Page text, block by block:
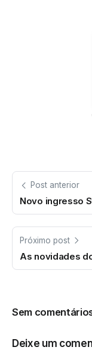
Post anterior
Novo ingresso
Próximo post
As novidades
Sem
Deixe um